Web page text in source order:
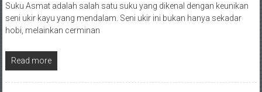
Suku Asmat adalah salah satu suku yang dikenal dengan keunikan
seni ukir kayu yang mendalam. Seni ukir ini bukan hanya sekadar
hobi, melainkan cerminan
Read more